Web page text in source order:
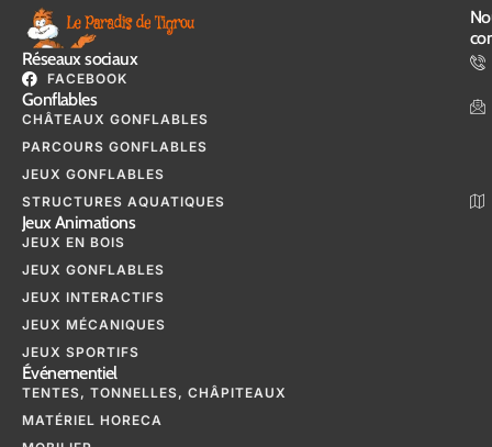
Réseaux sociaux
FACEBOOK
Gonflables
CHÂTEAUX GONFLABLES
PARCOURS GONFLABLES
JEUX GONFLABLES
STRUCTURES AQUATIQUES
Jeux Animations
JEUX EN BOIS
JEUX GONFLABLES
JEUX INTERACTIFS
JEUX MÉCANIQUES
JEUX SPORTIFS
Événementiel
TENTES, TONNELLES, CHÂPITEAUX
MATÉRIEL HORECA